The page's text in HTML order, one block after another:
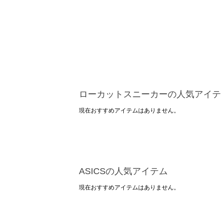
ローカットスニーカーの人気アイ
現在おすすめアイテムはありません。
ASICSの人気アイテム
現在おすすめアイテムはありません。